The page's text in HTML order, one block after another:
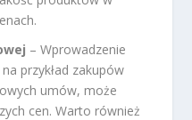
– Wprowadzenie
przykład zakupów
umów, może
cen. Warto również